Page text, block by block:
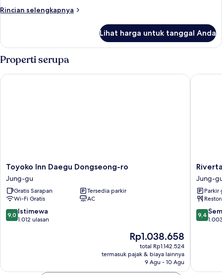
Rincian selengkapnya
Rincian
Premium
Family
Triple
Room
Lihat harga untuk tanggal Anda
Properti serupa
Toyoko
Inn
Daegu
Dongseong-
ro
Jung-
gu
Toyoko Inn Daegu Dongseong-ro
Jung-gu
Gratis Sarapan
Tersedia parkir
Wi-Fi Gratis
AC
9.0
dari
9,0 Istimewa
1.012 ulasan
Harga
sekarang
Rp1.038.658
Rp1.038.658
total Rp1.142.524
termasuk pajak & biaya lainnya
9 Agu - 10 Agu
Toyoko Inn Daegu Dongseong-ro
Rivertain
Hotel
Jung-
gu
Jung-
Parkir
9.4
dari
9,4